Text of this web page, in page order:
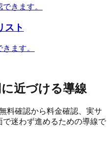
きます。
スト
ます。
近づける導線
料確認から料金確認、実サ
迷わず進めるための導線で